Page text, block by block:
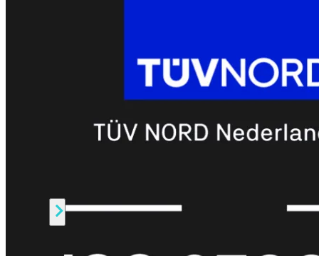
FortiWiFi
FortiWiFi
FortiWiFi
71GFortiWiFi
80F FortiWiFi